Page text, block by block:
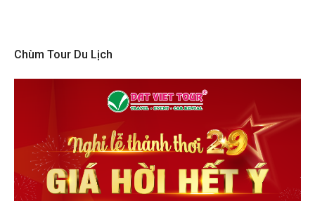
Chùm Tour Du Lịch